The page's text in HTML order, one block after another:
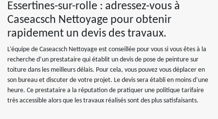
Essertines-sur-rolle : adressez-vous à
Caseacsch Nettoyage pour obtenir
rapidement un devis des travaux.
L’équipe de Caseacsch Nettoyage est conseillée pour vous si vous êtes à la
recherche d’un prestataire qui établit un devis de pose de peinture sur
toiture dans les meilleurs délais. Pour cela, vous pouvez vous déplacer en
son bureau et discuter de votre projet. Le devis sera établi en moins d’une
heure. Ce prestataire a la réputation de pratiquer une politique tarifaire
très accessible alors que les travaux réalisés sont des plus satisfaisants.